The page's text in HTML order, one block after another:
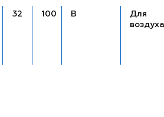
32 100 В
Для
воздуха